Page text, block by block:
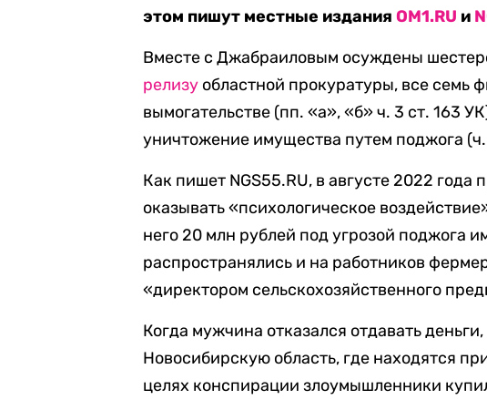
этом пишут местные изданияOM1.RU и
Вместе с Джабраиловым осуждены
релизу областной прокуратуры, все семь
вымогательстве (пп. «а», «б» ч. 3 ст. 163
уничтожение имущества путем поджога (ч.
Как пишет NGS55.RU, в августе 2022 года
оказывать «психологическое
него 20 млн рублей под угрозой поджога
распространялись и на работников
«директором сельскохозяйственного
Когда мужчина отказался отдавать
Новосибирскую область, где находятся
целях конспирации злоумышленники